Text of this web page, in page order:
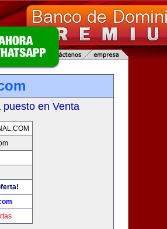
en Venta